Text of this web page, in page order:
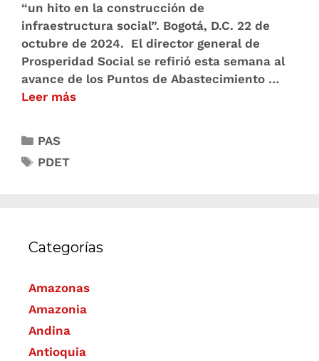
“un hito en la construcción de
infraestructura social”. Bogotá, D.C. 22 de
octubre de 2024. El director general de
Prosperidad Social se refirió esta semana al
avance de los Puntos de Abastecimiento …
Leer más
PAS
PDET
Categorías
Amazonas
Amazonia
Andina
Antioquia